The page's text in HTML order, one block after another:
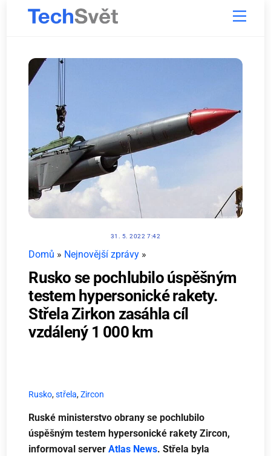
Menu
31. 5. 2022 7:42
Domů » Nejnovější zprávy »
Rusko se pochlubilo úspěšným
testem hypersonické rakety.
Střela Zirkon zasáhla cíl
vzdálený 1 000 km
Rusko,střela,Zircon
Ruské ministerstvo obrany se pochlubilo
úspěšným testem hypersonické rakety Zircon,
informoval serverAtlas News. Střela byla